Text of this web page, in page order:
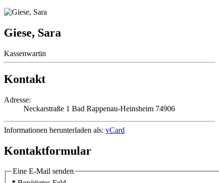
Giese, Sara
Kassenwartin
Kontakt
Adresse:
Neckarstraße 1 Bad Rappenau-Heinsheim 74906
Informationen herunterladen als: vCard
Kontaktformular
Eine E-Mail senden